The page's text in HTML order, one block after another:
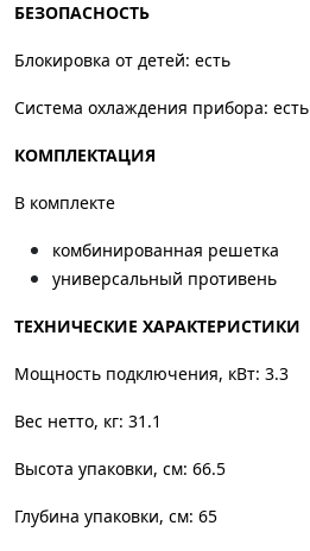
БЕЗОПАСНОСТЬ
Блокировка от детей: есть
Система охлаждения прибора: есть
КОМПЛЕКТАЦИЯ
В комплекте
комбинированная решетка
универсальный противень
ТЕХНИЧЕСКИЕ ХАРАКТЕРИСТИКИ
Мощность подключения, кВт: 3.3
Вес нетто, кг: 31.1
Высота упаковки, см: 66.5
Глубина упаковки, см: 65